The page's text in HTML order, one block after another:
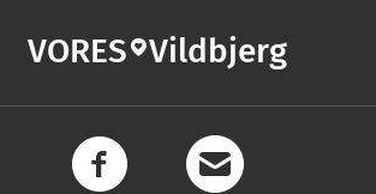
VORES Vildbjerg